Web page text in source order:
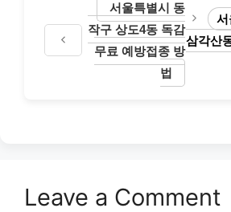
서울특별시 동
작구 상도4동 독감
무료 예방접종 방
법
서
삼각산
Leave a Comment